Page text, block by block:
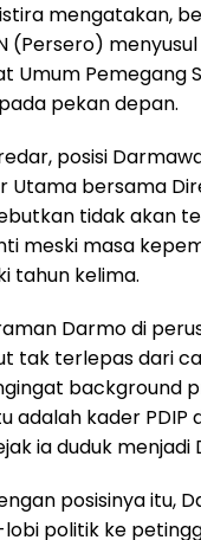
mengatakan,
(Persero)
Umum Pemegang
pada pekan depan.
posisi
Utama bersama
tidak akan
meski masa
tahun kelima.
Darmo di
tak terlepas dari
background
adalah kader PDIP
ia duduk menjadi
posisinya itu,
politik ke